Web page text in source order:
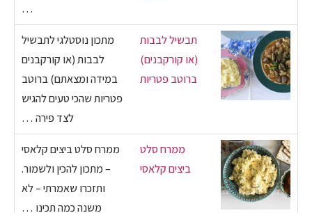
…
תבשיל לבבות
(או קורקבנים)
ברוטב פטריות
מתכון נוסטלגי לתבשיל
לבבות (או קורקבנים
במידה ומצאתם) ברוטב
פטריות שהכי טעים להגיש
לצד פירה …
ממרח סלט
ביצים קלאסי
ממרח סלט ביצים קלאסי
– מתכון להכין ולשמור.
ותזכרו שאמרתי – לא
משנה כמה תכינו …